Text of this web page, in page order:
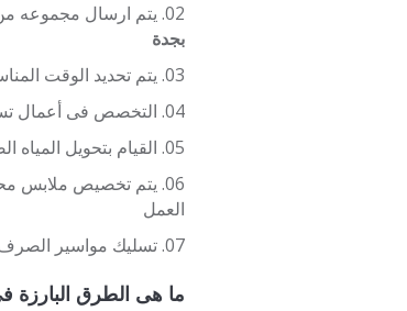
يتم ارسال مجموعه من
بجدة
يتم تحديد الوقت
التخصص فى أعمال
القيام بتحويل المياه
يتم تخصيص ملابس
العمل
تسليك مواسير الصرف
ما هى الطرق البارزة